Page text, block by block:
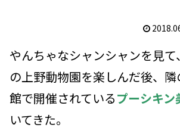
やんちゃなシャンシャンを見て
の上野動物園を楽しんだ後、
館で開催されているプーシキン
いてきた。